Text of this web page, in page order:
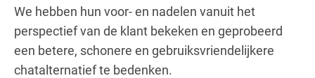
We hebben hun voor- en nadelen vanuit het
perspectief van de klant bekeken en geprobeerd
een betere, schonere en gebruiksvriendelijkere
chatalternatief te bedenken.